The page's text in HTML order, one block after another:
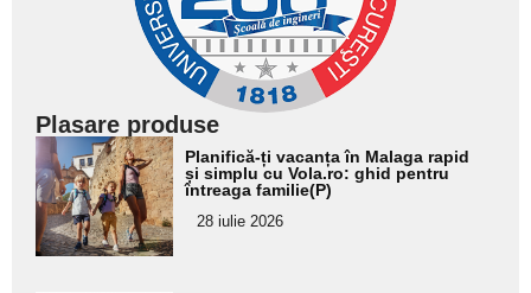
Plasare produse
Adaugă
aici textul
pentru
subtitlu
Planifică-ți vacanța în Malaga rapid
și simplu cu Vola.ro: ghid pentru
întreaga familie(P)
28 iulie 2026